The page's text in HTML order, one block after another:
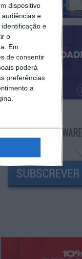
dispositivo
e
e
o
Em
de consentir
poderá
preferências
a
NEWSLETTER PPLWARE